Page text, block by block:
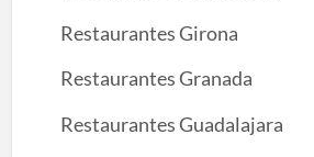
Restaurantes Girona
Restaurantes Granada
Restaurantes Guadalajara